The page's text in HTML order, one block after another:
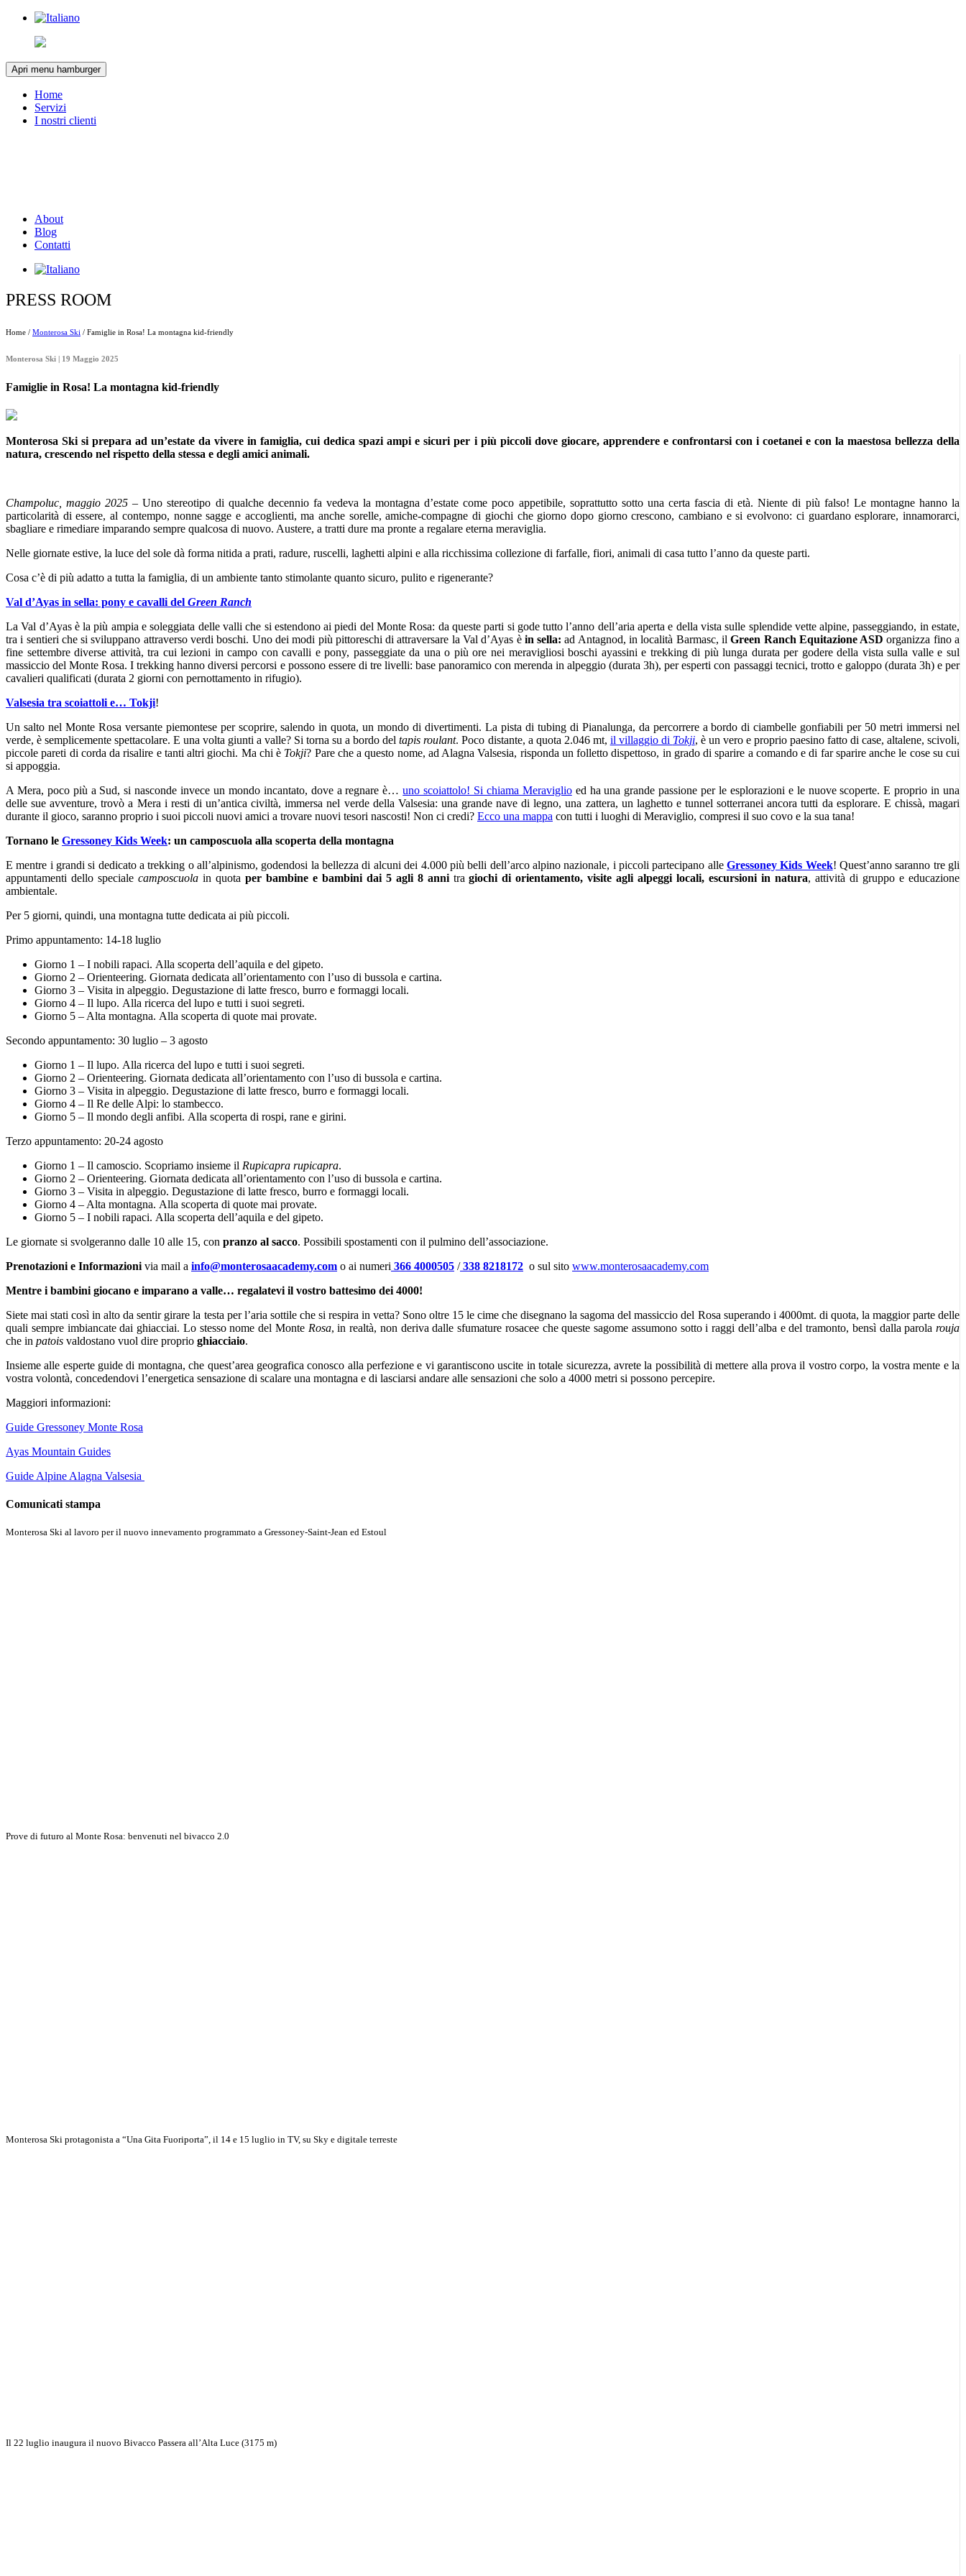
Apri menu hamburger
Home
Servizi
I nostri clienti
About
Blog
Contatti
PRESS ROOM
Home / Monterosa Ski / Famiglie in Rosa! La montagna kid-friendly
Monterosa Ski | 19 Maggio 2025
Famiglie in Rosa! La montagna kid-friendly
Monterosa Ski si prepara ad un’estate da vivere in famiglia, cui dedica spazi ampi e sicuri per i più piccoli dove giocare, apprendere e confrontarsi con i coetanei e con la maestosa bellezza della
natura, crescendo nel rispetto della stessa e degli amici animali.
Champoluc, maggio 2025– Uno stereotipo di qualche decennio fa vedeva la montagna d’estate come poco appetibile, soprattutto sotto una certa fascia di età. Niente di più falso! Le montagne hanno la
particolarità di essere, al contempo, nonne sagge e accoglienti, ma anche sorelle, amiche-compagne di giochi che giorno dopo giorno crescono, cambiano e si evolvono: ci guardano esplorare, innamorarci,
sbagliare e rimediare imparando sempre qualcosa di nuovo. Austere, a tratti dure ma pronte a regalare eterna meraviglia.
Nelle giornate estive, la luce del sole dà forma nitida a prati, radure, ruscelli, laghetti alpini e alla ricchissima collezione di farfalle, fiori, animali di casa tutto l’anno da queste parti.
Cosa c’è di più adatto a tutta la famiglia, di un ambiente tanto stimolante quanto sicuro, pulito e rigenerante?
Val d’Ayas in sella: pony e cavalli del Green Ranch
La Val d’Ayas è la più ampia e soleggiata delle valli che si estendono ai piedi del Monte Rosa: da queste parti si gode tutto l’anno dell’aria aperta e della vista sulle splendide vette alpine, passeggiando, in estate,
tra i sentieri che si sviluppano attraverso verdi boschi. Uno dei modi più pittoreschi di attraversare la Val d’Ayas è in sella: ad Antagnod, in località Barmasc, ilGreen Ranch Equitazione ASD organizza fino a
fine settembre diverse attività, tra cui lezioni in campo con cavalli e pony, passeggiate da una o più ore nei meravigliosi boschi ayassini e trekking di più lunga durata per godere della vista sulla valle e sul
massiccio del Monte Rosa. I trekking hanno diversi percorsi e possono essere di tre livelli: base panoramico con merenda in alpeggio (durata 3h), per esperti con passaggi tecnici, trotto e galoppo (durata 3h) e per
cavalieri qualificati (durata 2 giorni con pernottamento in rifugio).
Valsesia tra scoiattoli e… Tokji!
Un salto nel Monte Rosa versante piemontese per scoprire, salendo in quota, un mondo di divertimenti. La pista di tubing di Pianalunga, da percorrere a bordo di ciambelle gonfiabili per 50 metri immersi nel
verde, è semplicemente spettacolare. E una volta giunti a valle? Si torna su a bordo deltapis roulant. Poco distante, a quota 2.046 mt, il villaggio di Tokji, è un vero e proprio paesino fatto di case, altalene, scivoli,
piccole pareti di corda da risalire e tanti altri giochi. Ma chi è Tokji? Pare che a questo nome, ad Alagna Valsesia, risponda un folletto dispettoso, in grado di sparire a comando e di far sparire anche le cose su cui
si appoggia.
A Mera, poco più a Sud, si nasconde invece un mondo incantato, dove a regnare è…uno scoiattolo! Si chiama Meraviglioed ha una grande passione per le esplorazioni e le nuove scoperte. E proprio in una
delle sue avventure, trovò a Mera i resti di un’antica civiltà, immersa nel verde della Valsesia: una grande nave di legno, una zattera, un laghetto e tunnel sotterranei ancora tutti da esplorare. E chissà, magari
durante il gioco, saranno proprio i suoi piccoli nuovi amici a trovare nuovi tesori nascosti! Non ci credi? Ecco una mappa con tutti i luoghi di Meraviglio, compresi il suo covo e la sua tana!
Tornano le Gressoney Kids Week: un camposcuola alla scoperta della montagna
E mentre i grandi si dedicato a trekking o all’alpinismo, godendosi la bellezza di alcuni dei 4.000 più belli dell’arco alpino nazionale, i piccoli partecipano alle Gressoney Kids Week! Quest’anno saranno tre gli
appuntamenti dello speciale camposcuolain quota per bambine e bambini dai 5 agli 8 annitragiochi di orientamento, visite agli alpeggi locali, escursioni in natura, attività di gruppo e educazione
ambientale.
Per 5 giorni, quindi, una montagna tutte dedicata ai più piccoli.
Primo appuntamento: 14-18 luglio
Giorno 1 – I nobili rapaci. Alla scoperta dell’aquila e del gipeto.
Giorno 2 – Orienteering. Giornata dedicata all’orientamento con l’uso di bussola e cartina.
Giorno 3 – Visita in alpeggio. Degustazione di latte fresco, burro e formaggi locali.
Giorno 4 – Il lupo. Alla ricerca del lupo e tutti i suoi segreti.
Giorno 5 – Alta montagna. Alla scoperta di quote mai provate.
Secondo appuntamento: 30 luglio – 3 agosto
Giorno 1 – Il lupo. Alla ricerca del lupo e tutti i suoi segreti.
Giorno 2 – Orienteering. Giornata dedicata all’orientamento con l’uso di bussola e cartina.
Giorno 3 – Visita in alpeggio. Degustazione di latte fresco, burro e formaggi locali.
Giorno 4 – Il Re delle Alpi: lo stambecco.
Giorno 5 – Il mondo degli anfibi. Alla scoperta di rospi, rane e girini.
Terzo appuntamento: 20-24 agosto
Giorno 1 – Il camoscio. Scopriamo insieme il Rupicapra rupicapra.
Giorno 2 – Orienteering. Giornata dedicata all’orientamento con l’uso di bussola e cartina.
Giorno 3 – Visita in alpeggio. Degustazione di latte fresco, burro e formaggi locali.
Giorno 4 – Alta montagna. Alla scoperta di quote mai provate.
Giorno 5 – I nobili rapaci. Alla scoperta dell’aquila e del gipeto.
Le giornate si svolgeranno dalle 10 alle 15, con pranzo al sacco. Possibili spostamenti con il pulmino dell’associazione.
Prenotazioni e Informazioni via mail a info@monterosaacademy.com o ai numeri 366 4000505 /338 8218172 o sul sito www.monterosaacademy.com
Mentre i bambini giocano e imparano a valle… regalatevi il vostro battesimo dei 4000!
Siete mai stati così in alto da sentir girare la testa per l’aria sottile che si respira in vetta? Sono oltre 15 le cime che disegnano la sagoma del massiccio del Rosa superando i 4000mt. di quota, la maggior parte delle
quali sempre imbiancate dai ghiacciai. Lo stesso nome del Monte Rosa, in realtà, non deriva dalle sfumature rosacee che queste sagome assumono sotto i raggi dell’alba e del tramonto, bensì dalla parola rouja
che in patois valdostano vuol dire proprio ghiacciaio.
Insieme alle esperte guide di montagna, che quest’area geografica conosco alla perfezione e vi garantiscono uscite in totale sicurezza, avrete la possibilità di mettere alla prova il vostro corpo, la vostra mente e la
vostra volontà, concedendovi l’energetica sensazione di scalare una montagna e di lasciarsi andare alle sensazioni che solo a 4000 metri si possono percepire.
Maggiori informazioni:
Guide Gressoney Monte Rosa
Ayas Mountain Guides
Guide Alpine Alagna Valsesia
Comunicati stampa
Monterosa Ski al lavoro per il nuovo innevamento programmato a Gressoney-Saint-Jean ed Estoul
Prove di futuro al Monte Rosa: benvenuti nel bivacco 2.0
Monterosa Ski protagonista a “Una Gita Fuoriporta”, il 14 e 15 luglio in TV, su Sky e digitale terreste
Il 22 luglio inaugura il nuovo Bivacco Passera all’Alta Luce (3175 m)